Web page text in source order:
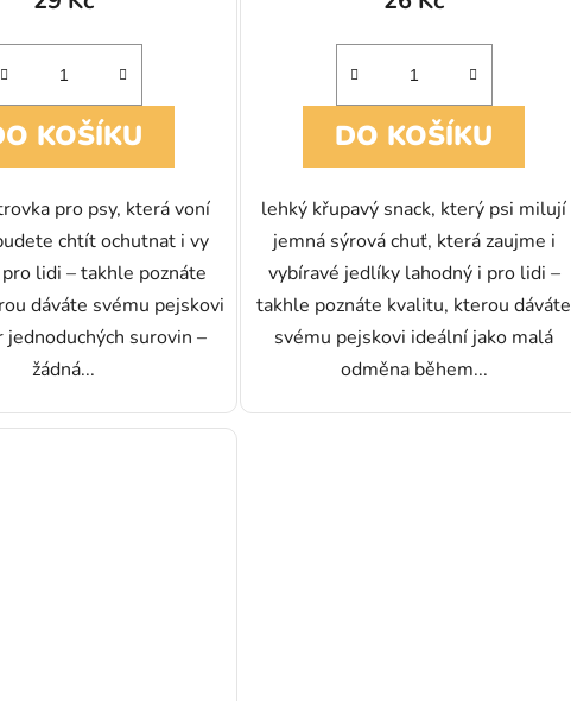
KOŠÍKU
pro psy, která voní
chtít ochutnat i vy
lidi – takhle poznáte
dáváte svému pejskovi
jednoduchých surovin –
žádná...
DO KOŠÍKU
lehký křupavý snack, který psi milují
jemná sýrová chuť, která zaujme i
vybíravé jedlíky lahodný i pro lidi –
takhle poznáte kvalitu, kterou dáváte
svému pejskovi ideální jako malá
odměna během...